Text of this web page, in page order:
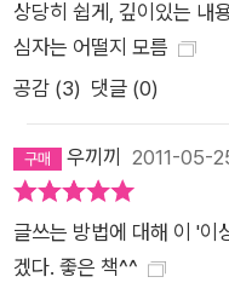
상당히 쉽게, 깊이있는 내
심자는 어떨지 모름
공감 (3) 댓글 (0)
우끼끼 2011-05-
글쓰는 방법에 대해 이 '이
겠다. 좋은 책^^